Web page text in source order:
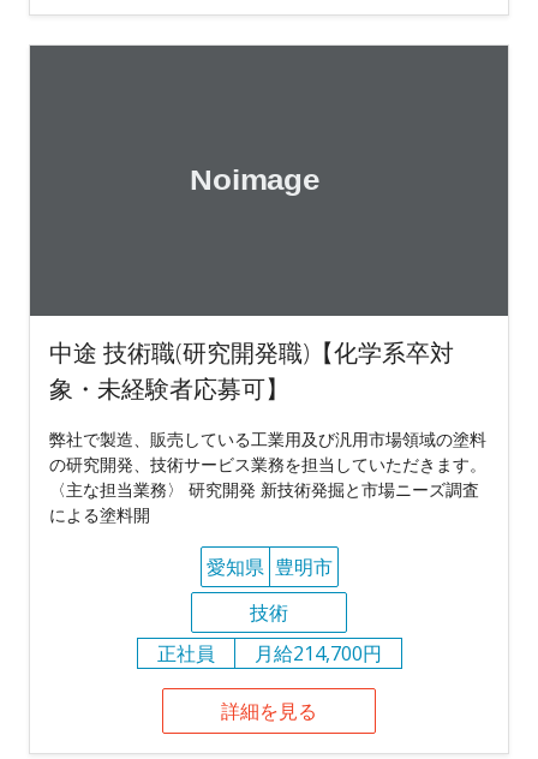
中途 技術職(研究開発職)【化学系卒対
象・未経験者応募可】
弊社で製造、販売している工業用及び汎用市場領域の塗料
の研究開発、技術サービス業務を担当していただきます。
〈主な担当業務〉 研究開発 新技術発掘と市場ニーズ調査
による塗料開
愛知県 豊明市
技術
正社員
月給214,700円
詳細を見る